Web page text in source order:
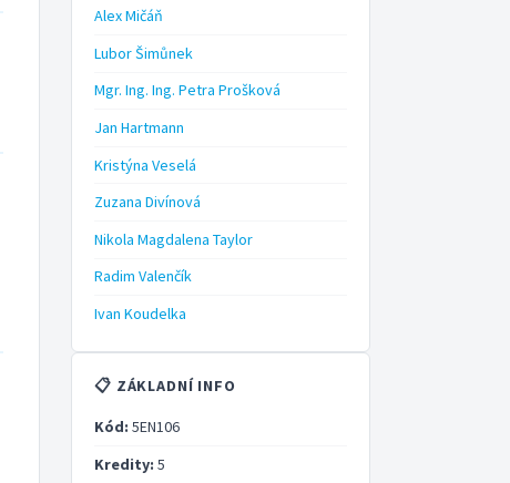
Alex Mičáň
Lubor Šimůnek
Mgr. Ing. Ing. Petra Prošková
Jan Hartmann
Kristýna Veselá
Zuzana Divínová
Nikola Magdalena Taylor
Radim Valenčík
Ivan Koudelka
📋 ZÁKLADNÍ INFO
Kód: 5EN106
Kredity: 5